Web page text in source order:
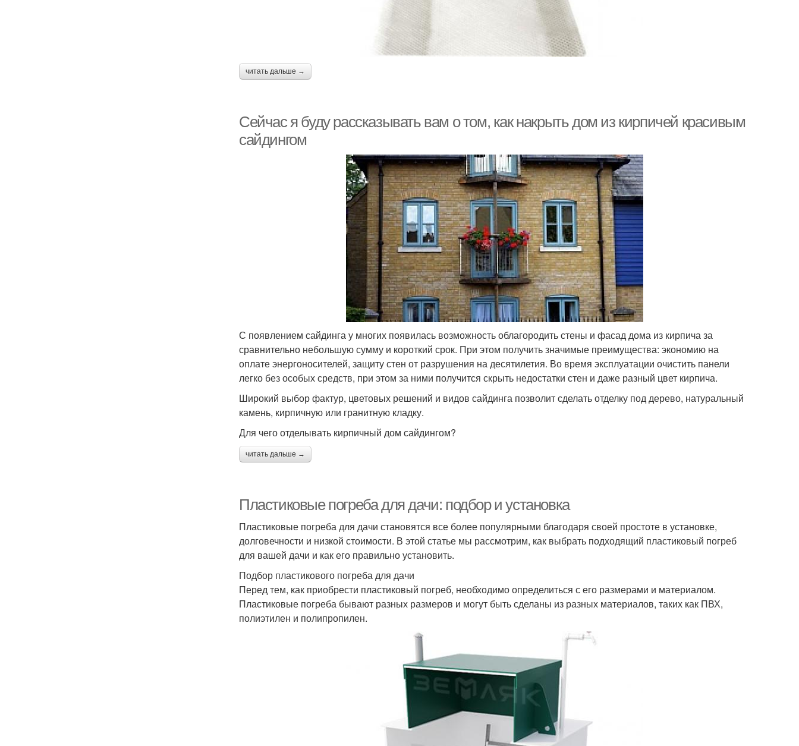
читать дальше →
Сейчас я буду рассказывать вам о том, как накрыть дом из кирпичей красивым
сайдингом
С появлением сайдинга у многих появилась возможность облагородить стены и фасад дома из кирпича за
сравнительно небольшую сумму и короткий срок. При этом получить значимые преимущества: экономию на
оплате энергоносителей, защиту стен от разрушения на десятилетия. Во время эксплуатации очистить панели
легко без особых средств, при этом за ними получится скрыть недостатки стен и даже разный цвет кирпича.
Широкий выбор фактур, цветовых решений и видов сайдинга позволит сделать отделку под дерево, натуральный
камень, кирпичную или гранитную кладку.
Для чего отделывать кирпичный дом сайдингом?
читать дальше →
Пластиковые погреба для дачи: подбор и установка
Пластиковые погреба для дачи становятся все более популярными благодаря своей простоте в установке,
долговечности и низкой стоимости. В этой статье мы рассмотрим, как выбрать подходящий пластиковый погреб
для вашей дачи и как его правильно установить.
Подбор пластикового погреба для дачи
Перед тем, как приобрести пластиковый погреб, необходимо определиться с его размерами и материалом.
Пластиковые погреба бывают разных размеров и могут быть сделаны из разных материалов, таких как ПВХ,
полиэтилен и полипропилен.